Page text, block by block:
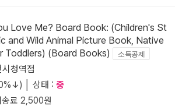
Love Me? Board Book: (Children's St
and Wild Animal Picture Book, Native
Toddlers) (Board Books)
소득공제
청역점
│ 상태 : 중
료 2,500원